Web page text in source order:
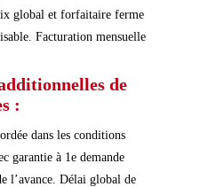
global et forfaitaire ferme
Facturation mensuelle
de
:
dans les conditions
garantie à 1e demande
l’avance. Délai global de